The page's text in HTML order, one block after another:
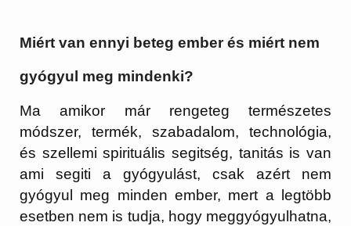
Miért van ennyi beteg ember és miért nem
gyógyul meg mindenki?
Ma amikor már rengeteg természetes
módszer, termék, szabadalom, technológia,
és szellemi spirituális segitség, tanitás is van
ami segiti a gyógyulást, csak azért nem
gyógyul meg minden ember, mert a legtöbb
esetben nem is tudja, hogy meggyógyulhatna,